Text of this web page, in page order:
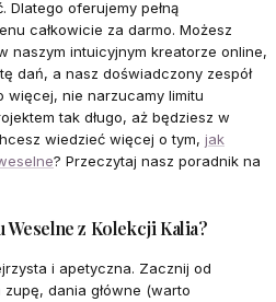
Dlatego oferujemy pełną
całkowicie za darmo. Możesz
naszym intuicyjnym kreatorze online,
dań, a nasz doświadczony zespół
więcej, nie narzucamy limitu
tak długo, aż będziesz w
wiedzieć więcej o tym, jak
? Przeczytaj nasz poradnik na
Weselne z Kolekcji Kalia?
i apetyczna. Zacznij od
dania główne (warto